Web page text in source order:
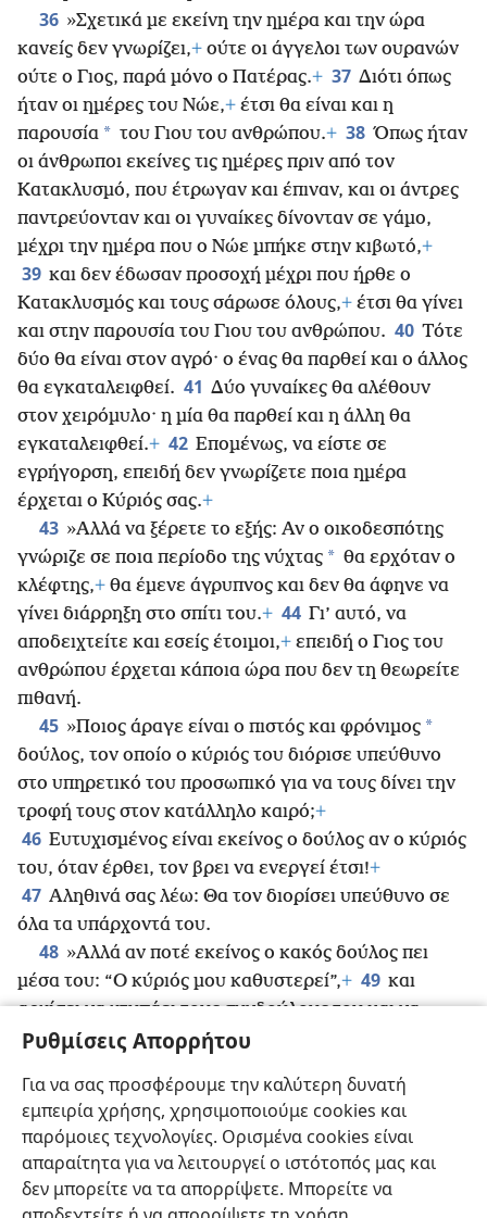
Ρυθμίσεις Απορρήτου
Για να σας προσφέρουμε την καλύτερη δυνατή
εμπειρία χρήσης, χρησιμοποιούμε cookies και
παρόμοιες τεχνολογίες. Ορισμένα cookies είναι
απαραίτητα για να λειτουργεί ο ιστότοπός μας και
δεν μπορείτε να τα απορρίψετε. Μπορείτε να
36 »Σχετικά με εκείνη την ημέρα και την ώρα
κανείς δεν γνωρίζει,+ ούτε οι άγγελοι των ουρανών
ούτε ο Γιος, παρά μόνο ο Πατέρας.+ 37 Διότι όπως
ήταν οι ημέρες του Νώε,+ έτσι θα είναι και η
παρουσία * του Γιου του ανθρώπου.+ 38 Όπως ήταν
οι άνθρωποι εκείνες τις ημέρες πριν από τον
Κατακλυσμό, που έτρωγαν και έπιναν, και οι άντρες
παντρεύονταν και οι γυναίκες δίνονταν σε γάμο,
μέχρι την ημέρα που ο Νώε μπήκε στην κιβωτό,+
39 και δεν έδωσαν προσοχή μέχρι που ήρθε ο
Κατακλυσμός και τους σάρωσε όλους,+ έτσι θα γίνει
και στην παρουσία του Γιου του ανθρώπου. 40 Τότε
δύο θα είναι στον αγρό· ο ένας θα παρθεί και ο άλλος
θα εγκαταλειφθεί. 41 Δύο γυναίκες θα αλέθουν
στον χειρόμυλο· η μία θα παρθεί και η άλλη θα
εγκαταλειφθεί.+ 42 Επομένως, να είστε σε
εγρήγορση, επειδή δεν γνωρίζετε ποια ημέρα
έρχεται ο Κύριός σας.+
43 »Αλλά να ξέρετε το εξής: Αν ο οικοδεσπότης
γνώριζε σε ποια περίοδο της νύχτας * θα ερχόταν ο
κλέφτης,+ θα έμενε άγρυπνος και δεν θα άφηνε να
γίνει διάρρηξη στο σπίτι του.+ 44 Γι’ αυτό, να
αποδειχτείτε και εσείς έτοιμοι,+ επειδή ο Γιος του
ανθρώπου έρχεται κάποια ώρα που δεν τη θεωρείτε
πιθανή.
45 »Ποιος άραγε είναι ο πιστός και φρόνιμος *
δούλος, τον οποίο ο κύριός του διόρισε υπεύθυνο
στο υπηρετικό του προσωπικό για να τους δίνει την
τροφή τους στον κατάλληλο καιρό;+
46 Ευτυχισμένος είναι εκείνος ο δούλος αν ο κύριός
του, όταν έρθει, τον βρει να ενεργεί έτσι!+
47 Αληθινά σας λέω: Θα τον διορίσει υπεύθυνο σε
όλα τα υπάρχοντά του.
48 »Αλλά αν ποτέ εκείνος ο κακός δούλος πει
μέσα του: “Ο κύριός μου καθυστερεί”,+ 49 και
αρχίσει να χτυπάει τους συνδούλους του και να
τρώει και να πίνει με τους μέθυσους,
δεν περιμένει και μια ώρα που αυτός δεν γνωρίζει
51 και θα τον τιμωρήσει με τη μεγαλύτερη
αυστηρότητα και θα τον κατατάξει στους υποκριτές.
Εκεί θα κλαίει και θα τρίζει τα δόντια του. +